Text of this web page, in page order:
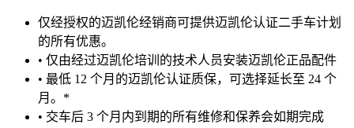
仅经授权的迈凯伦经销商可提供迈凯伦认证二手车计划
的所有优惠。
• 仅由经过迈凯伦培训的技术人员安装迈凯伦正品配件
• 最低 12 个月的迈凯伦认证质保，可选择延长至 24 个
月。*
• 交车后 3 个月内到期的所有维修和保养会如期完成